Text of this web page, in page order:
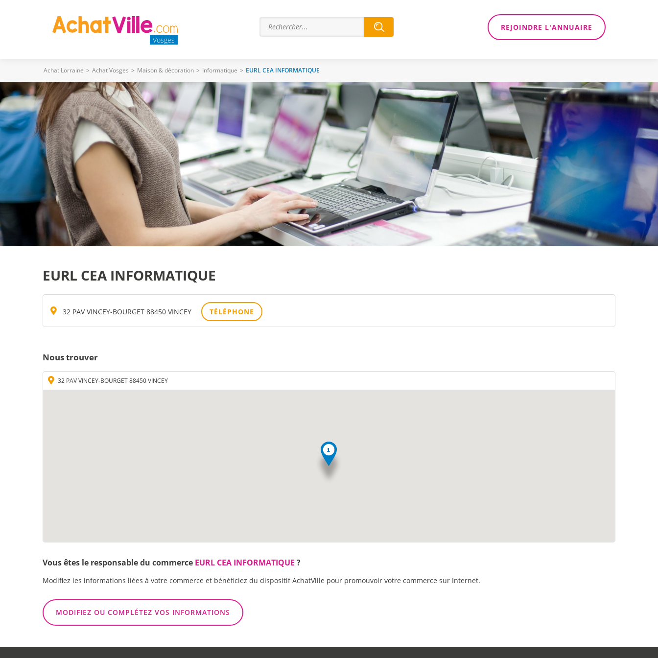
Vosges
REJOINDRE L'ANNUAIRE
Achat Lorraine > Achat Vosges > Maison & décoration > Informatique > EURL CEA INFORMATIQUE
EURL CEA INFORMATIQUE
32 PAV VINCEY-BOURGET 88450 VINCEY TÉLÉPHONE
Nous trouver
32 PAV VINCEY-BOURGET 88450 VINCEY
Vous êtes le responsable du commerce EURL CEA INFORMATIQUE ?
Modifiez les informations liées à votre commerce et bénéficiez du dispositif AchatVille pour promouvoir votre commerce sur Internet.
MODIFIEZ OU COMPLÉTEZ VOS INFORMATIONS